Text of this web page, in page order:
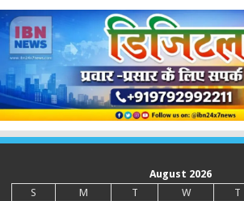
August 2026
S
M T W T